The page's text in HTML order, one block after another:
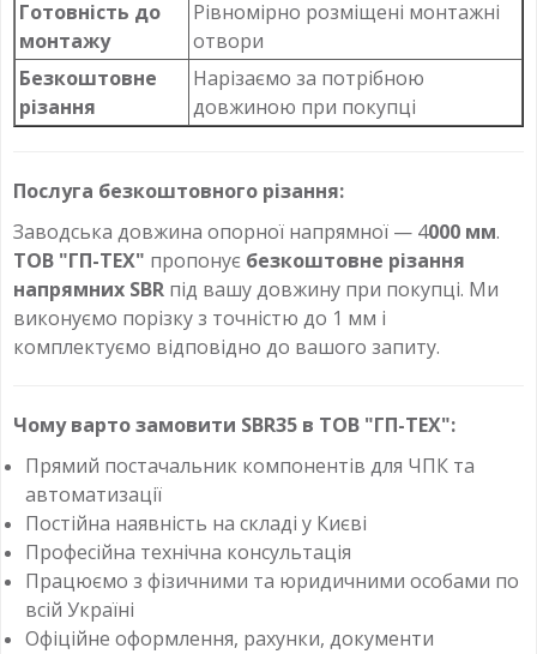
Готовність до
монтажу
Рівномірно розміщені монтажні
отвори
Безкоштовне
різання
Нарізаємо за потрібною
довжиною при покупці
Послуга безкоштовного різання:
Заводська довжина опорної напрямної — 4000 мм.
ТОВ "ГП-ТЕХ" пропонує безкоштовне різання
напрямних SBR під вашу довжину при покупці. Ми
виконуємо порізку з точністю до 1 мм і
комплектуємо відповідно до вашого запиту.
Чому варто замовити SBR35 в ТОВ "ГП-ТЕХ":
Прямий постачальник компонентів для ЧПК та
автоматизації
Постійна наявність на складі у Києві
Професійна технічна консультація
Працюємо з фізичними та юридичними особами по
всій Україні
Офіційне оформлення, рахунки, документи